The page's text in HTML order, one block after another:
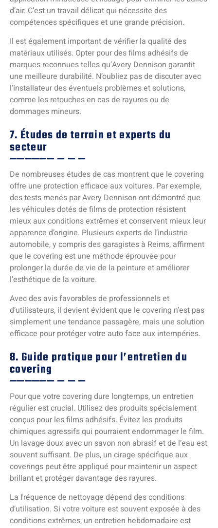
d’air. C’est un travail délicat qui nécessite des
compétences spécifiques et une grande précision.
Il est également important de vérifier la qualité des
matériaux utilisés. Opter pour des films adhésifs de
marques reconnues telles qu’Avery Dennison garantit
une meilleure durabilité. N’oubliez pas de discuter avec
l’installateur des éventuels problèmes et solutions,
comme les retouches en cas de rayures ou de
dommages mineurs.
7. Études de terrain et experts du
secteur
De nombreuses études de cas montrent que le covering
offre une protection efficace aux voitures. Par exemple,
des tests menés par Avery Dennison ont démontré que
les véhicules dotés de films de protection résistent
mieux aux conditions extrêmes et conservent mieux leur
apparence d’origine. Plusieurs experts de l’industrie
automobile, y compris des garagistes à Reims, affirment
que le covering est une méthode éprouvée pour
prolonger la durée de vie de la peinture et améliorer
l’esthétique de la voiture.
Avec des avis favorables de professionnels et
d’utilisateurs, il devient évident que le covering n’est pas
simplement une tendance passagère, mais une solution
efficace pour protéger votre auto face aux intempéries.
8. Guide pratique pour l’entretien du
covering
Pour que votre covering dure longtemps, un entretien
régulier est crucial. Utilisez des produits spécialement
conçus pour les films adhésifs. Évitez les produits
chimiques agressifs qui pourraient endommager le film.
Un lavage doux avec un savon non abrasif et de l’eau est
souvent suffisant. De plus, un cirage spécifique aux
coverings peut être appliqué pour maintenir un aspect
brillant et protéger davantage des rayures.
La fréquence de nettoyage dépend des conditions
d’utilisation. Si votre voiture est souvent exposée à des
conditions extrêmes, un entretien hebdomadaire est